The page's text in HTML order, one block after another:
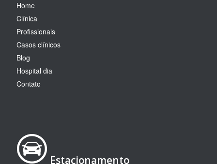
Home
Clínica
Profissionais
Casos clínicos
Blog
Hospital dia
Contato
Estacionamento